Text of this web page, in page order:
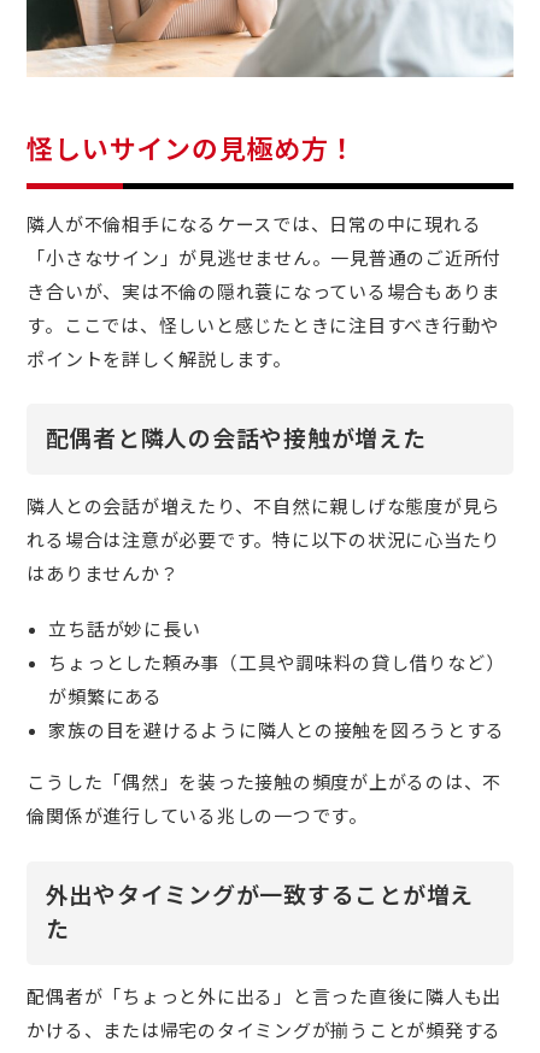
怪しいサインの見極め方！
隣人が不倫相手になるケースでは、日常の中に現れる
「小さなサイン」が見逃せません。一見普通のご近所付
き合いが、実は不倫の隠れ蓑になっている場合もありま
す。ここでは、怪しいと感じたときに注目すべき行動や
ポイントを詳しく解説します。
配偶者と隣人の会話や接触が増えた
隣人との会話が増えたり、不自然に親しげな態度が見ら
れる場合は注意が必要です。特に以下の状況に心当たり
はありませんか？
立ち話が妙に長い
ちょっとした頼み事（工具や調味料の貸し借りなど）
が頻繁にある
家族の目を避けるように隣人との接触を図ろうとする
こうした「偶然」を装った接触の頻度が上がるのは、不
倫関係が進行している兆しの一つです。
外出やタイミングが一致することが増え
た
配偶者が「ちょっと外に出る」と言った直後に隣人も出
かける、または帰宅のタイミングが揃うことが頻発する